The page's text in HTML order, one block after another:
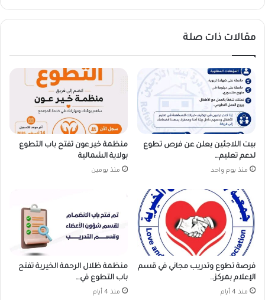
مقالات ذات صلة
بيت اللاجئين يعلن عن فرص تطوع
لدعم تعليم…
منذ يوم واحد
منظمة خير عون تفتح باب التطوع
بولاية الشمالية
منذ يومين
فرصة تطوع وتدريب مجاني في قسم
الإعلام بمركز…
منذ 4 أيام
منظمة ظلال الرحمة الخيرية تفتح
باب التطوع في…
منذ 4 أيام